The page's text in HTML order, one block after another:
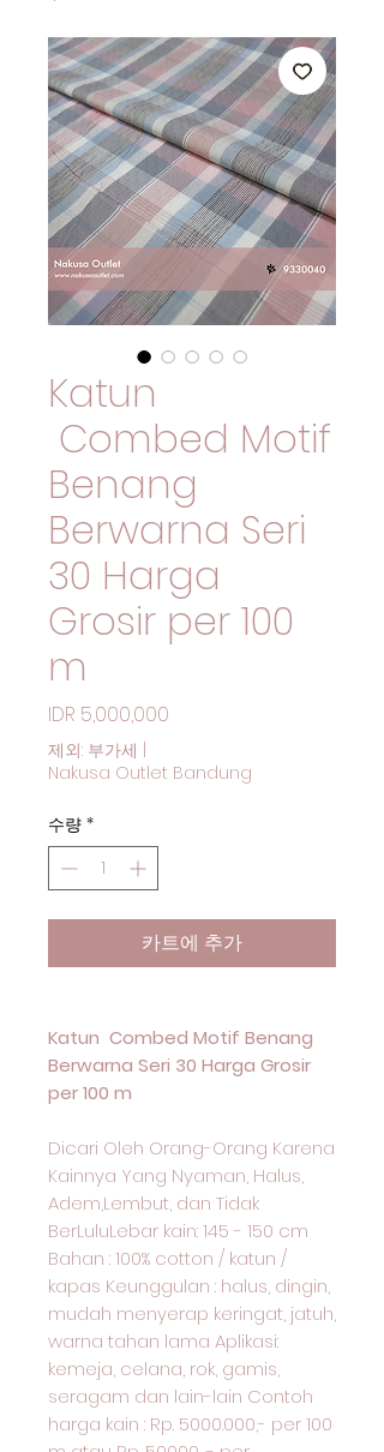
Katun
Combed Motif
Benang
Berwarna Seri
30 Harga
Grosir per 100
m
IDR 5,000,000
제외: 부가세
Nakusa Outlet Bandung
수량 *
카트에 추가
Katun Combed Motif Benang
Berwarna Seri 30 Harga Grosir
per 100 m
Dicari Oleh Orang-Orang Karena
Kainnya Yang Nyaman, Halus,
Adem,Lembut, dan Tidak
BerLuluLebar kain: 145 - 150 cm
Bahan : 100% cotton / katun /
kapas Keunggulan : halus, dingin,
mudah menyerap keringat, jatuh,
warna tahan lama Aplikasi:
kemeja, celana, rok, gamis,
seragam dan lain-lain Contoh
harga kain : Rp. 5000.000,- per 100